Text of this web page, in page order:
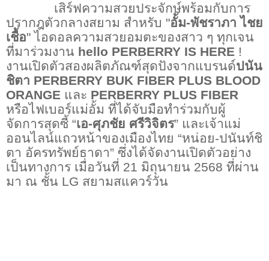
เสิร์ฟความสวยประจักษ์พร้อมกับการ
ปรากฎตัวกลางสยาม สำหรับ "อั้ม-พัชราภา ไชย
เชื้อ" ไอดอลความสวยอมตะของสาว ๆ ทุกเจน
ที่มาร่วมงาน hello PERBERRY IS HERE !
งานเปิดตัวสองผลิตภัณฑ์สุดปังจากแบรนด์ปนัน
ชิตา PERBERRY BUK FIBER PLUS BLOOD
ORANGE และ PERBERRY PLUS FIBER
หรือไฟเบอร์แม่อั้ม ที่ได้จับมือทำร่วมกับผู้
จัดการสุดซี้ “เอ-ศุภชัย ศรีวิจิตร” และเจ้าแม่
ออนไลน์แถวหน้าของเมืองไทย “หน่อย-ปนันท์ชิ
ตา อัครทรัพย์ธาดา” ซึ่งได้จัดงานเปิดตัวอย่าง
เป็นทางการ เมื่อวันที่ 21 มิถุนายน 2568 ที่ผ่าน
มา ณ ชั้น LG สยามสแควร์วัน